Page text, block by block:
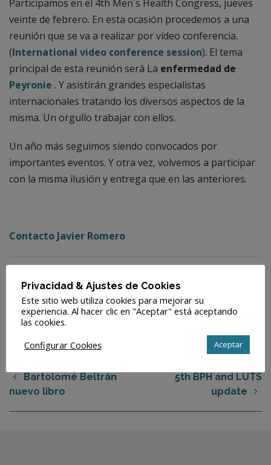
Participamos en el 4th Men´s Health Congress, jueves
veinte de febrero. En esta ocasión procedemos a una
reunión que se va a realizar por vídeo conferencia.
(International video conference session). El tema
principal de esta reunión será La enfermedad de
Peyronie . Y asistirán grandes especialistas
internacionales tratando los diversos aspectos de la
misma. Un orgullo trabajar con ellos.
Un año más seguimos siendo convocados por
importantes eventos. Y otra vez, volvemos a participar
con la misma ilusión y entrega que en las anteriores.
Contacto Javier Romero
Posted inEnfermedad de peyronie ·
Andrología
Bartolomé Beltrán
nuevo libro
5th BPH and LUTS
update
Privacidad & Ajustes de Cookies
Este sitio web utiliza cookies para mejorar su
experiencia. Al hacer clic en "Aceptar" está aceptando
las cookies.
Configurar Cookies
Aceptar